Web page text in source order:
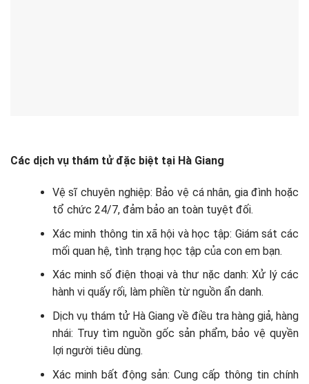
Các dịch vụ thám tử đặc biệt tại Hà Giang
Vệ sĩ chuyên nghiệp: Bảo vệ cá nhân, gia đình hoặc
tổ chức 24/7, đảm bảo an toàn tuyệt đối.
Xác minh thông tin xã hội và học tập: Giám sát các
mối quan hệ, tình trạng học tập của con em bạn.
Xác minh số điện thoại và thư nặc danh: Xử lý các
hành vi quấy rối, làm phiền từ nguồn ẩn danh.
Dịch vụ thám tử Hà Giang về điều tra hàng giả, hàng
nhái: Truy tìm nguồn gốc sản phẩm, bảo vệ quyền
lợi người tiêu dùng.
Xác minh bất động sản: Cung cấp thông tin chính